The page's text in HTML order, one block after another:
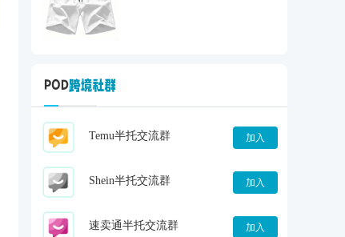
Temu半托交流群 加入
Shein半托交流群 加入
速卖通半托交流群 加入